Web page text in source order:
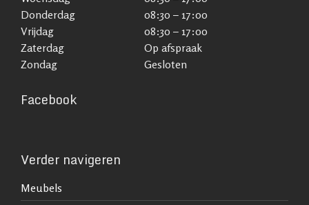
Donderdag
08:30 – 17:00
Vrijdag
08:30 – 17:00
Zaterdag
Op afspraak
Zondag
Gesloten
Facebook
Verder navigeren
Meubels